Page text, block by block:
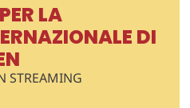
LA
DI
STREAMING